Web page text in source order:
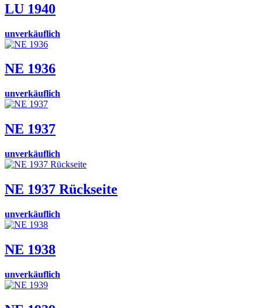
LU 1940
unverkäuflich
NE 1936
unverkäuflich
NE 1937
unverkäuflich
NE 1937 Rückseite
unverkäuflich
NE 1938
unverkäuflich